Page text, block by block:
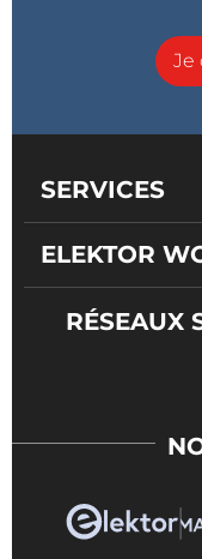
Je
SERVICES
ELEKTOR
RÉSEAUX